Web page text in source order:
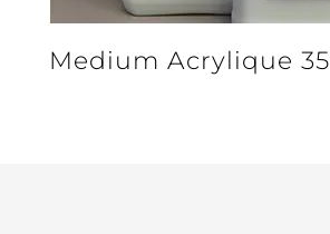
Medium Acrylique 35